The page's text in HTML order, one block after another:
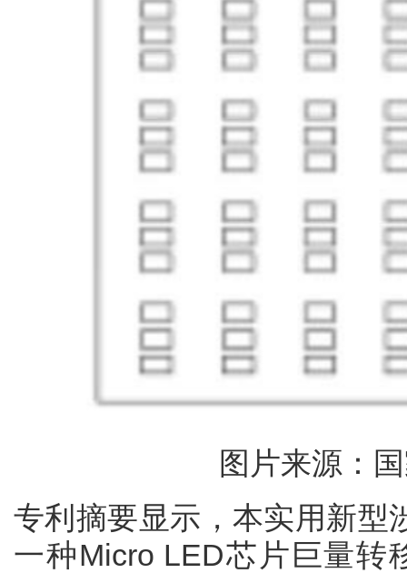
图片来源：
专利摘要显示，本实用新型
一种Micro LED芯片巨量转